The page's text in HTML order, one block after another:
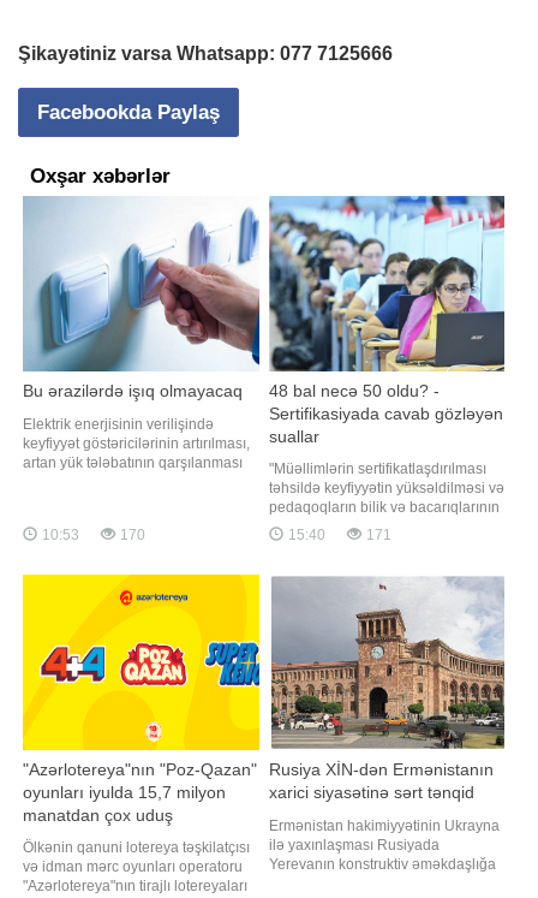
Şikayətiniz varsa Whatsapp: 077 7125666
Facebookda Paylaş
Oxşar xəbərlər
Bu ərazilərdə işıq olmayacaq
Elektrik enerjisinin verilişində
keyfiyyət göstəricilərinin artırılması,
artan yük tələbatının qarşılanması
yenidənqurma işləri aparılacaq.
barədə "Azərişıq" məluma
10:53 170
48 bal necə 50 oldu? -
Sertifikasiyada cavab gözləyən
suallar
"Müəllimlərin sertifikatlaşdırılması
təhsildə keyfiyyətin yüksəldilməsi və
pedaqoqların bilik və bacarıqlarının
obyektiv qiymətləndirilməsi
baxımından mühüm əhəmiyyət
etimadın formalaşması üçün
imtahanın keçirilməsi ilə yanaşı,
nəticələrin hesablanması və
15:40 171
"Azərlotereya"nın "Poz-Qazan"
oyunları iyulda 15,7 milyon
manatdan çox uduş
qazandırıb
Ölkənin qanuni lotereya təşkilatçısı
və idman mərc oyunları operatoru
"Azərlotereya"nın tirajlı lotereyaları
Rusiya XİN-dən Ermənistanın
xarici siyasətinə sərt tənqid
Ermənistan hakimiyyətinin Ukrayna
ilə yaxınlaşması Rusiyada
Yerevanın konstruktiv əməkdaşlığa